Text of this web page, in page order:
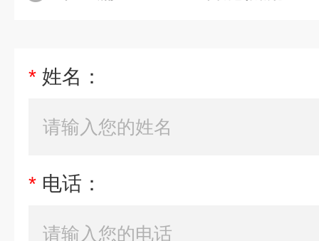
* 姓名：
* 电话：